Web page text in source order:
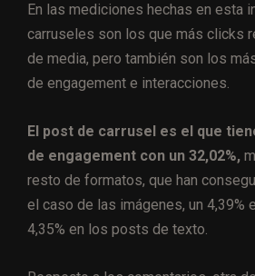
En las mediciones hechas en esta
carruseles son los que más clicks
de media, pero también son los
de engagement e interacciones.
El post de carrusel es el que
de engagement con un 32,02%,
resto de formatos, que han
el caso de las imágenes, un 4,39%
4,35% en los posts de texto.